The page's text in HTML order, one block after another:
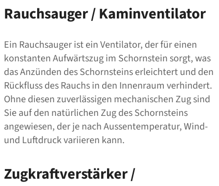
Rauchsauger / Kaminventilator
Ein Rauchsauger ist ein Ventilator, der für einen
konstanten Aufwärtszug im Schornstein sorgt, was
das Anzünden des Schornsteins erleichtert und den
Rückfluss des Rauchs in den Innenraum verhindert.
Ohne diesen zuverlässigen mechanischen Zug sind
Sie auf den natürlichen Zug des Schornsteins
angewiesen, der je nach Aussentemperatur, Wind-
und Luftdruck variieren kann.
Zugkraftverstärker /